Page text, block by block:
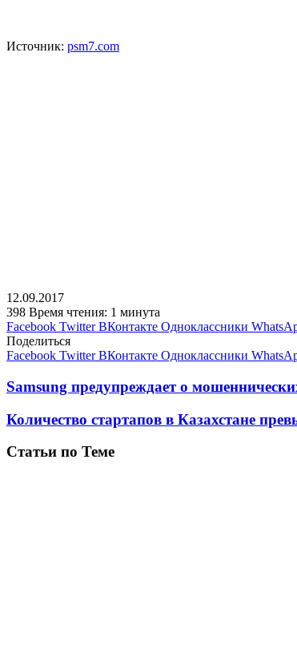
Источник: psm7.com
12.09.2017
398 Время чтения: 1 минута
Facebook Twitter ВКонтакте Одноклассники
Поделиться
Facebook Twitter ВКонтакте Одноклассники
Samsung предупреждает о
Количество стартапов в Казахстане
Статьи по Теме